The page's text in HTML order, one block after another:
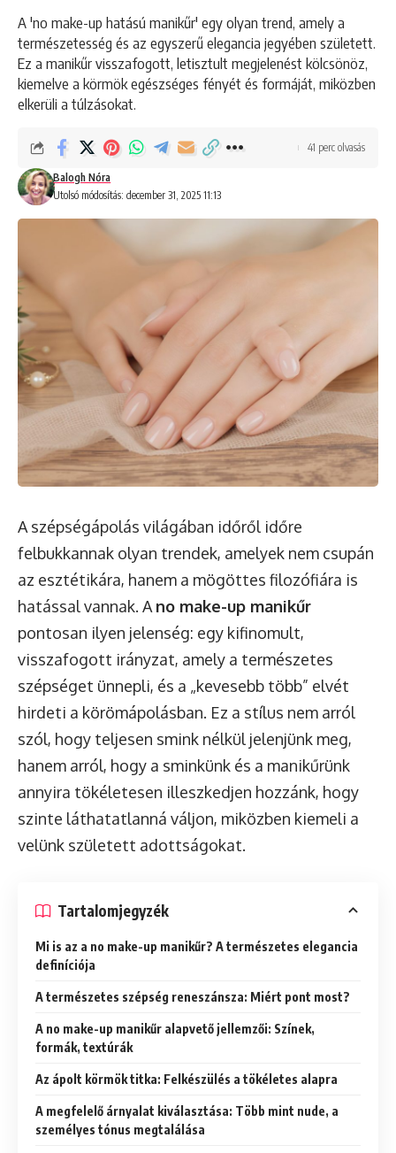
A 'no make-up hatású manikűr' egy olyan trend, amely a
természetesség és az egyszerű elegancia jegyében született.
Ez a manikűr visszafogott, letisztult megjelenést kölcsönöz,
kiemelve a körmök egészséges fényét és formáját, miközben
elkerüli a túlzásokat.
Utolsó módosítás: december 31, 2025 11:13
Balogh Nóra
41 perc olvasás
A szépségápolás világában időről időre
felbukkannak olyan trendek, amelyek nem csupán
az esztétikára, hanem a mögöttes filozófiára is
hatással vannak. A no make-up manikűr
pontosan ilyen jelenség: egy kifinomult,
visszafogott irányzat, amely a természetes
szépséget ünnepli, és a „kevesebb több” elvét
hirdeti a körömápolásban. Ez a stílus nem arról
szól, hogy teljesen smink nélkül jelenjünk meg,
hanem arról, hogy a sminkünk és a manikűrünk
annyira tökéletesen illeszkedjen hozzánk, hogy
szinte láthatatlanná váljon, miközben kiemeli a
velünk született adottságokat.
Tartalomjegyzék
Mi is az a no make-up manikűr? A természetes elegancia
definíciója
A természetes szépség reneszánsza: Miért pont most?
A no make-up manikűr alapvető jellemzői: Színek,
formák, textúrák
Az ápolt körmök titka: Felkészülés a tökéletes alapra
A megfelelő árnyalat kiválasztása: Több mint nude, a
személyes tónus megtalálása